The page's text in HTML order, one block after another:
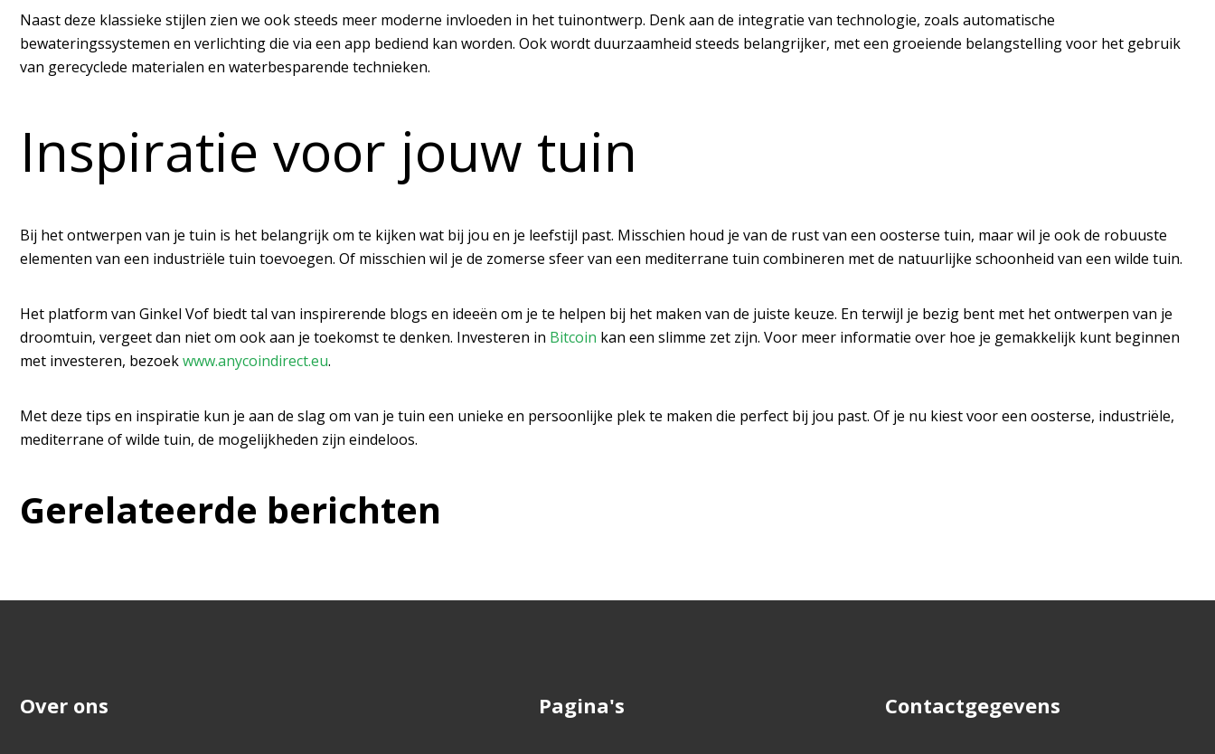
Naast deze klassieke stijlen zien we ook steeds meer moderne invloeden in het tuinontwerp. Denk aan de integratie van technologie, zoals automatische
bewateringssystemen en verlichting die via een app bediend kan worden. Ook wordt duurzaamheid steeds belangrijker, met een groeiende belangstelling voor het gebruik
van gerecyclede materialen en waterbesparende technieken.
Inspiratie voor jouw tuin
Bij het ontwerpen van je tuin is het belangrijk om te kijken wat bij jou en je leefstijl past. Misschien houd je van de rust van een oosterse tuin, maar wil je ook de robuuste
elementen van een industriële tuin toevoegen. Of misschien wil je de zomerse sfeer van een mediterrane tuin combineren met de natuurlijke schoonheid van een wilde tuin.
Het platform van Ginkel Vof biedt tal van inspirerende blogs en ideeën om je te helpen bij het maken van de juiste keuze. En terwijl je bezig bent met het ontwerpen van je
droomtuin, vergeet dan niet om ook aan je toekomst te denken. Investeren in Bitcoin kan een slimme zet zijn. Voor meer informatie over hoe je gemakkelijk kunt beginnen
met investeren, bezoekwww.anycoindirect.eu.
Met deze tips en inspiratie kun je aan de slag om van je tuin een unieke en persoonlijke plek te maken die perfect bij jou past. Of je nu kiest voor een oosterse, industriële,
mediterrane of wilde tuin, de mogelijkheden zijn eindeloos.
Gerelateerde berichten
Over ons Pagina's Contactgegevens